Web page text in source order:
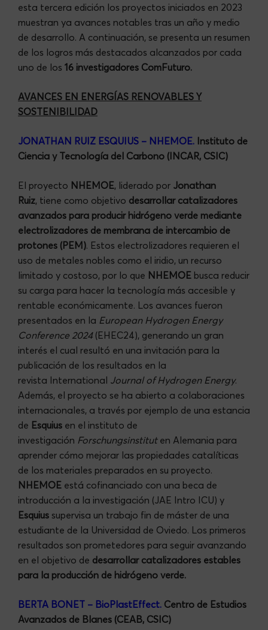
esta tercera edición los proyectos iniciados en 2023
muestran ya avances notables tras un año y medio
de desarrollo. A continuación, se presenta un resumen
de los logros más destacados alcanzados por cada
uno de los 16 investigadores ComFuturo.
AVANCES EN ENERGÍAS RENOVABLES Y
SOSTENIBILIDAD
JONATHAN RUIZ ESQUIUS – NHEMOE. Instituto de
Ciencia y Tecnología del Carbono (INCAR, CSIC)
El proyecto NHEMOE, liderado por Jonathan
Ruiz, tiene como objetivo desarrollar catalizadores
avanzados para producir hidrógeno verde mediante
electrolizadores de membrana de intercambio de
protones (PEM). Estos electrolizadores requieren el
uso de metales nobles como el iridio, un recurso
limitado y costoso, por lo que NHEMOE busca reducir
su carga para hacer la tecnología más accesible y
rentable económicamente. Los avances fueron
presentados en la European Hydrogen Energy
Conference 2024(EHEC24), generando un gran
interés el cual resultó en una invitación para la
publicación de los resultados en la
revista International Journal of Hydrogen Energy.
Además, el proyecto se ha abierto a colaboraciones
internacionales, a través por ejemplo de una estancia
de Esquius en el instituto de
investigación Forschungsinstituten Alemania para
aprender cómo mejorar las propiedades catalíticas
de los materiales preparados en su proyecto.
NHEMOE está cofinanciado con una beca de
introducción a la investigación (JAE Intro ICU) y
Esquius supervisa un trabajo fin de máster de una
estudiante de la Universidad de Oviedo. Los primeros
resultados son prometedores para seguir avanzando
en el objetivo de desarrollar catalizadores estables
para la producción de hidrógeno verde.
BERTA BONET – BioPlastEffect. Centro de Estudios
Avanzados de Blanes (CEAB, CSIC)